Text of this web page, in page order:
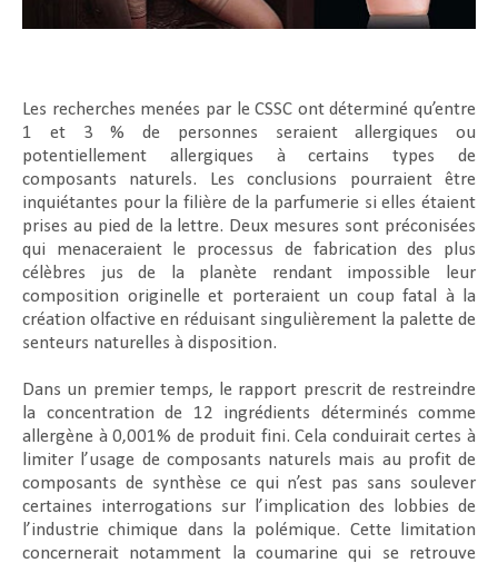
Les recherches menées par le CSSC ont déterminé qu’entre
1 et 3 % de personnes seraient allergiques ou
potentiellement allergiques à certains types de
composants naturels. Les conclusions pourraient être
inquiétantes pour la filière de la parfumerie si elles étaient
prises au pied de la lettre. Deux mesures sont préconisées
qui menaceraient le processus de fabrication des plus
célèbres jus de la planète rendant impossible leur
composition originelle et porteraient un coup fatal à la
création olfactive en réduisant singulièrement la palette de
senteurs naturelles à disposition.
Dans un premier temps, le rapport prescrit de restreindre
la concentration de 12 ingrédients déterminés comme
allergène à 0,001% de produit fini. Cela conduirait certes à
limiter l’usage de composants naturels mais au profit de
composants de synthèse ce qui n’est pas sans soulever
certaines interrogations sur l’implication des lobbies de
l’industrie chimique dans la polémique. Cette limitation
concernerait notamment la coumarine qui se retrouve